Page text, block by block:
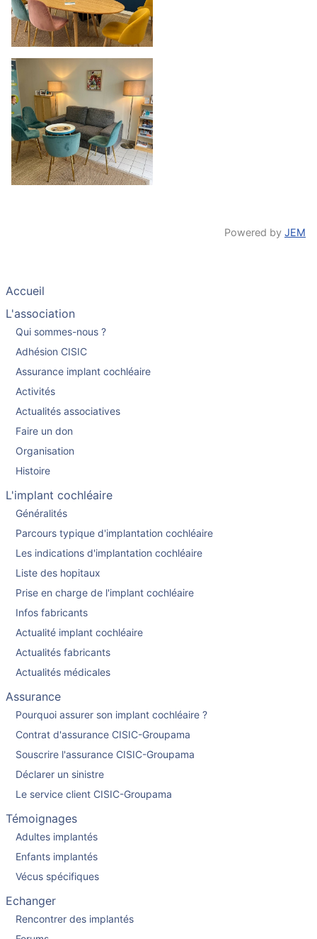
Powered by JEM
Accueil
L'association
Qui sommes-nous ?
Adhésion CISIC
Assurance implant cochléaire
Activités
Actualités associatives
Faire un don
Organisation
Histoire
L'implant cochléaire
Généralités
Parcours typique d'implantation cochléaire
Les indications d'implantation cochléaire
Liste des hopitaux
Prise en charge de l'implant cochléaire
Infos fabricants
Actualité implant cochléaire
Actualités fabricants
Actualités médicales
Assurance
Pourquoi assurer son implant cochléaire ?
Contrat d'assurance CISIC-Groupama
Souscrire l'assurance CISIC-Groupama
Déclarer un sinistre
Le service client CISIC-Groupama
Témoignages
Adultes implantés
Enfants implantés
Vécus spécifiques
Echanger
Rencontrer des implantés